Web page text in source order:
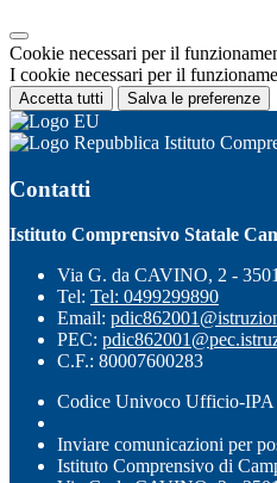
Cookie necessari per il
I cookie necessari per il
Accetta tutti Salva le preferenze
Istituto
Contatti
Istituto Comprensivo Statale
Via G. da CAVINO, 2 -
Tel: Tel: 0499299890
Email:
PEC:
C.F.: 80007600283
Codice Univoco Ufficio-
Inviare comunicazioni per
Istituto Comprensivo di